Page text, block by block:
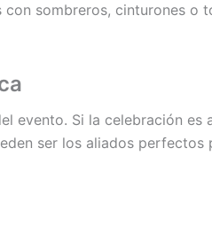
sombreros, cinturones
Si la celebración
ser los aliados